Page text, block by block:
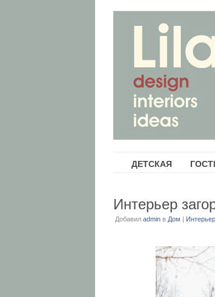
ДЕТСКАЯ
Интерьер
Добавил admin в Дом |